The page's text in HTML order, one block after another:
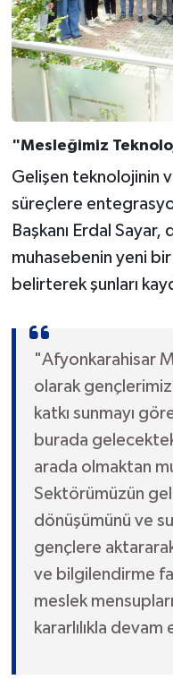
"Mesleğimiz
Gelişen teknolojinin
süreçlere
Başkanı Erdal
muhasebenin yeni bir
belirterek şunları
"Afyonkarahisar
olarak
katkı sunmayı
burada
arada olmaktan
Sektörümüzün
dönüşümünü ve
gençlere
ve bilgilendirme
meslek
kararlılıkla